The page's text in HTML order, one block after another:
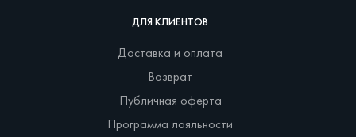
ДЛЯ КЛИЕНТОВ
Доставка и оплата
Возврат
Публичная оферта
Программа лояльности